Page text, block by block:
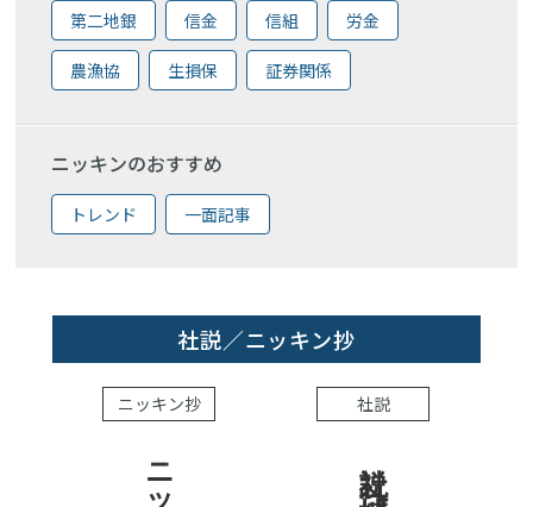
第二地銀 信金 信組 労金
農漁協 生損保 証券関係
ニッキンのおすすめ
トレンド 一面記事
社説／ニッキン抄
ニッキン抄 社説